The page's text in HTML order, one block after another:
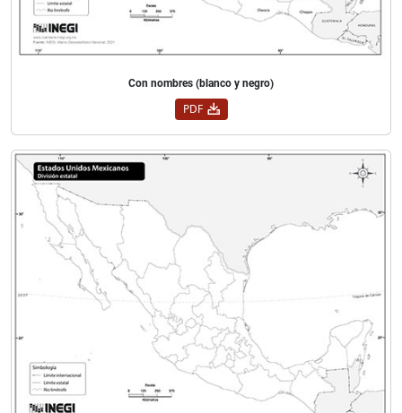
Con nombres (blanco y negro)
PDF